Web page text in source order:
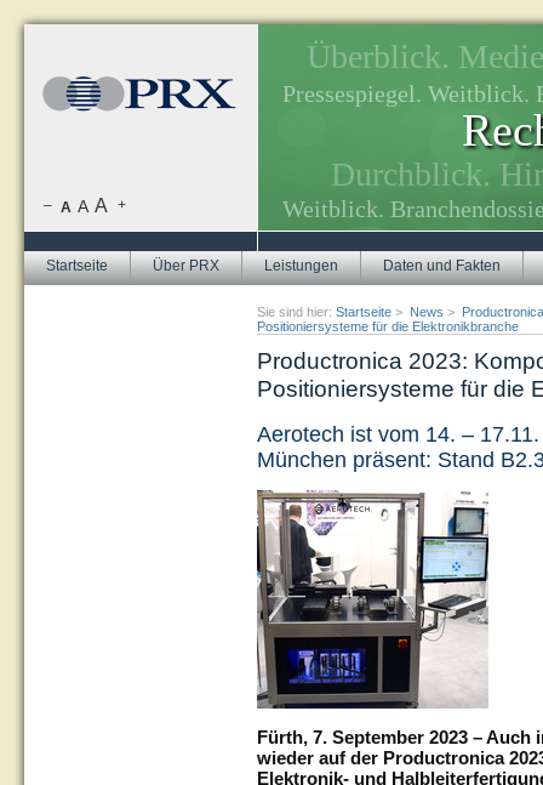
Startseite Über PRX Leistungen Daten und Fakten
Sie sind hier: Startseite > News >
Positioniersysteme für die Elektronikbranche
Productronica 2023:
Positioniersysteme für die
Aerotech ist vom 14. –
München präsent: Stand
Fürth, 7. September 2023 –
wieder auf der Productronica
Elektronik- und
Überblick.
Pressespiegel. Weitblick.
Durchblick.
Weitblick.
– A A A +